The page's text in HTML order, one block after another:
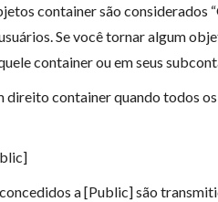
container são considerados
Se você tornar algum
container ou em seus
direito container quando todos
a [Public] são